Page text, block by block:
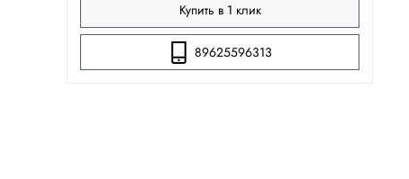
Купить в 1 клик
89625596313